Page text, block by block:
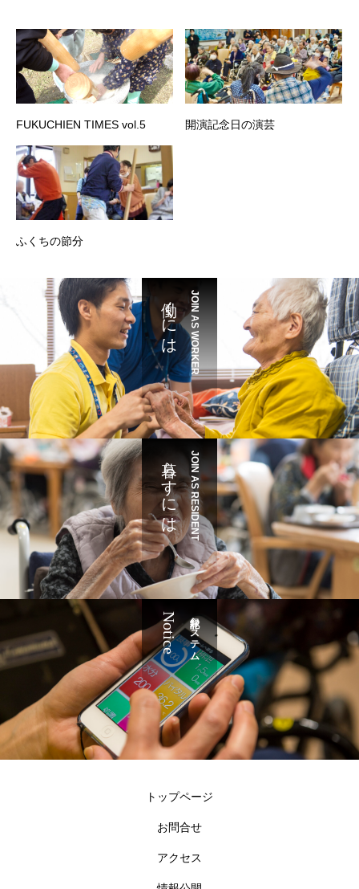
FUKUCHIEN TIMES vol.5 開演記念日の演芸
ふくちの節分
JOIN AS WORKER
働くには
JOIN AS RESIDENT
暮らすには
記録システム
Notice
トップページ
お問合せ
アクセス